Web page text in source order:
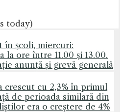
today)
în școli, miercuri:
ore între 11.00 și 13.00.
anunță și grevă generală
crescut cu 2,3% în primul
de perioada similară din
era o creştere de 4%